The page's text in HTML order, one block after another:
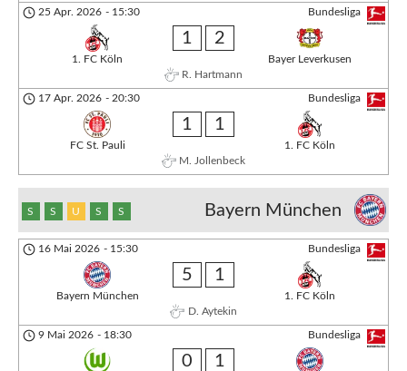
Bundesliga
25 Apr. 2026 - 15:30
1. FC Köln
1 2
Bayer Leverkusen
R. Hartmann
Bundesliga
17 Apr. 2026 - 20:30
FC St. Pauli
1 1
1. FC Köln
M. Jollenbeck
Bayern München
S S U S S
Bundesliga
16 Mai 2026 - 15:30
Bayern München
5 1
1. FC Köln
D. Aytekin
Bundesliga
9 Mai 2026 - 18:30
0 1